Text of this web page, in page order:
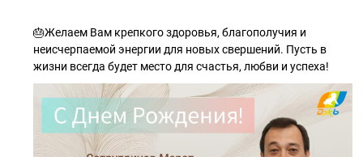
🎂Желаем Вам крепкого здоровья, благополучия и
неисчерпаемой энергии для новых свершений. Пусть в
жизни всегда будет место для счастья, любви и успеха!